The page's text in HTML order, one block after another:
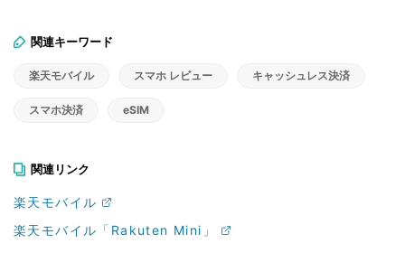
関連キーワード
楽天モバイル スマホ レビュー キャッシュレス決済
スマホ決済 eSIM
関連リンク
楽天モバイル
楽天モバイル「Rakuten Mini」